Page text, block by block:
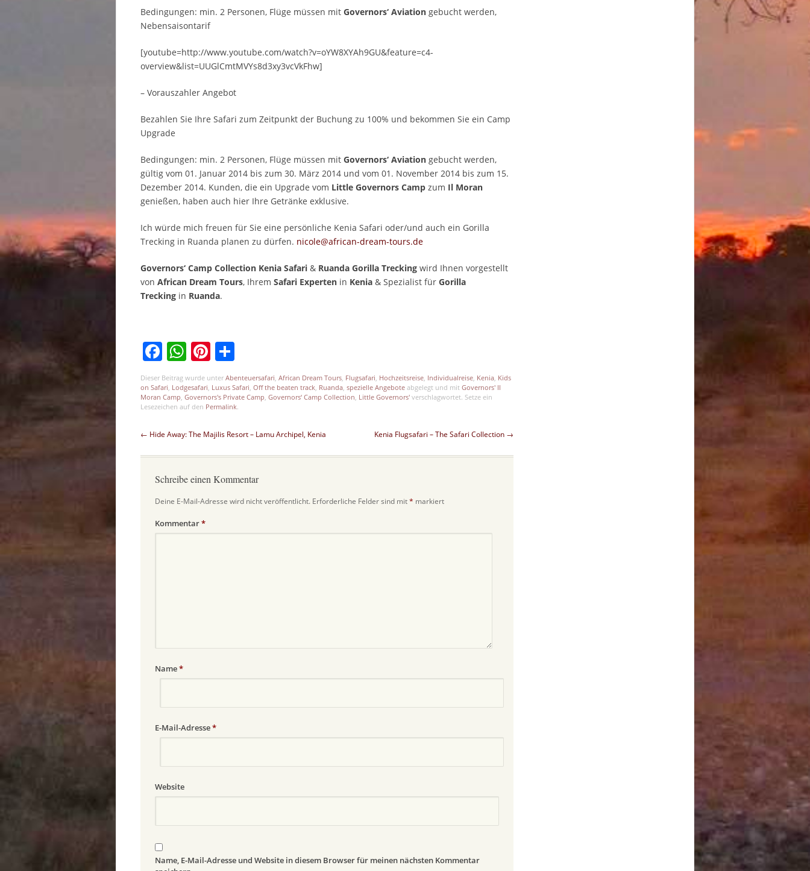
Bedingungen: min. 2 Personen, Flüge müssen mit Governors‘ Aviation gebucht werden,
Nebensaisontarif
[youtube=http://www.youtube.com/watch?v=oYW8XYAh9GU&feature=c4-
overview&list=UUGlCmtMVYs8d3xy3vcVkFhw]
– Vorauszahler Angebot
Bezahlen Sie Ihre Safari zum Zeitpunkt der Buchung zu 100% und bekommen Sie ein Camp
Upgrade
Bedingungen: min. 2 Personen, Flüge müssen mit Governors‘ Aviation gebucht werden,
gültig vom 01. Januar 2014 bis zum 30. März 2014 und vom 01. November 2014 bis zum 15.
Dezember 2014. Kunden, die ein Upgrade vom Little Governors Camp zum Il Moran
genießen, haben auch hier Ihre Getränke exklusive.
Ich würde mich freuen für Sie eine persönliche Kenia Safari oder/und auch ein Gorilla
Trecking in Ruanda planen zu dürfen. nicole@african-dream-tours.de
Governors‘ Camp Collection Kenia Safari & Ruanda Gorilla Trecking wird Ihnen vorgestellt
von African Dream Tours, Ihrem Safari Experten in Kenia & Spezialist für Gorilla
Trecking in Ruanda.
Facebook
WhatsApp
Pinterest
Dieser Beitrag wurde unter Abenteuersafari, African Dream Tours, Flugsafari, Hochzeitsreise, Individualreise, Kenia, Kids
on Safari, Lodgesafari, Luxus Safari, Off the beaten track, Ruanda, spezielle Angebote abgelegt und mit Governors' II
Moran Camp, Governors's Private Camp, Governors‘ Camp Collection, Little Governors' verschlagwortet. Setze ein
Lesezeichen auf den Permalink.
Beitragsnavigation
← Hide Away: The Majilis Resort – Lamu Archipel, Kenia Kenia Flugsafari – The Safari Collection →
Schreibe einen Kommentar
Deine E-Mail-Adresse wird nicht veröffentlicht. Erforderliche Felder sind mit* markiert
Kommentar*
Name*
E-Mail-Adresse*
Website
Name, E-Mail-Adresse und Website in diesem Browser für meinen nächsten Kommentar